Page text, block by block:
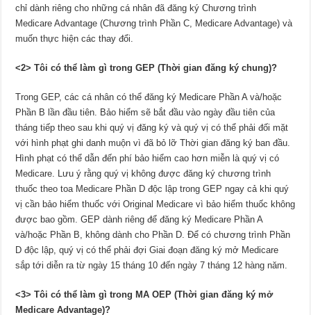
chỉ dành riêng cho những cá nhân đã đăng ký Chương trình
Medicare Advantage (Chương trình Phần C, Medicare Advantage) và
muốn thực hiện các thay đổi.
<2> Tôi có thể làm gì trong GEP (Thời gian đăng ký chung)?
Trong GEP, các cá nhân có thể đăng ký Medicare Phần A và/hoặc
Phần B lần đầu tiên. Bảo hiểm sẽ bắt đầu vào ngày đầu tiên của
tháng tiếp theo sau khi quý vị đăng ký và quý vị có thể phải đối mặt
với hình phạt ghi danh muộn vì đã bỏ lỡ Thời gian đăng ký ban đầu.
Hình phạt có thể dẫn đến phí bảo hiểm cao hơn miễn là quý vị có
Medicare. Lưu ý rằng quý vị không được đăng ký chương trình
thuốc theo toa Medicare Phần D độc lập trong GEP ngay cả khi quý
vị cần bảo hiểm thuốc với Original Medicare vì bảo hiểm thuốc không
được bao gồm. GEP dành riêng để đăng ký Medicare Phần A
và/hoặc Phần B, không dành cho Phần D. Để có chương trình Phần
D độc lập, quý vị có thể phải đợi Giai đoạn đăng ký mở Medicare
sắp tới diễn ra từ ngày 15 tháng 10 đến ngày 7 tháng 12 hàng năm.
<3> Tôi có thể làm gì trong MA OEP (Thời gian đăng ký mở
Medicare Advantage)?